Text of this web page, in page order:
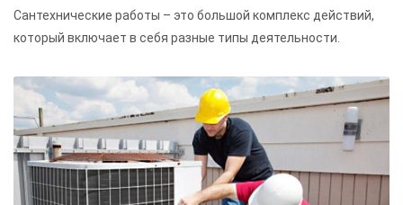
Сантехнические работы – это большой комплекс действий,
который включает в себя разные типы деятельности.